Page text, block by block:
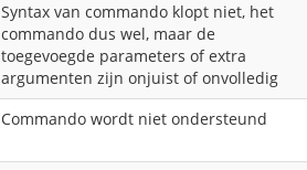
Syntax van commando klopt niet, het
commando dus wel, maar de
toegevoegde parameters of extra
argumenten zijn onjuist of onvolledig
Commando wordt niet ondersteund